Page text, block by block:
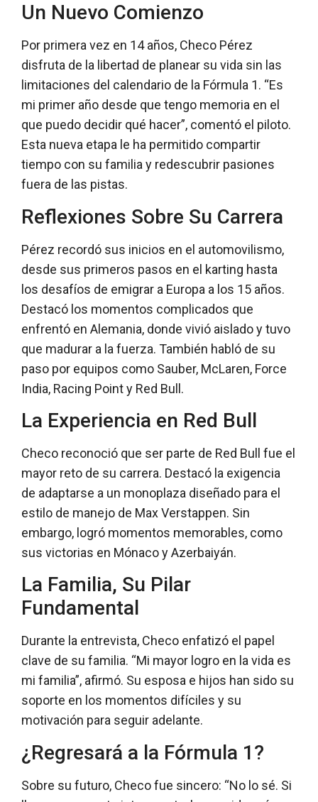
Un Nuevo Comienzo
Por primera vez en 14 años, Checo Pérez
disfruta de la libertad de planear su vida sin las
limitaciones del calendario de la Fórmula 1. “Es
mi primer año desde que tengo memoria en el
que puedo decidir qué hacer”, comentó el piloto.
Esta nueva etapa le ha permitido compartir
tiempo con su familia y redescubrir pasiones
fuera de las pistas.
Reflexiones Sobre Su Carrera
Pérez recordó sus inicios en el automovilismo,
desde sus primeros pasos en el karting hasta
los desafíos de emigrar a Europa a los 15 años.
Destacó los momentos complicados que
enfrentó en Alemania, donde vivió aislado y tuvo
que madurar a la fuerza. También habló de su
paso por equipos como Sauber, McLaren, Force
India, Racing Point y Red Bull.
La Experiencia en Red Bull
Checo reconoció que ser parte de Red Bull fue el
mayor reto de su carrera. Destacó la exigencia
de adaptarse a un monoplaza diseñado para el
estilo de manejo de Max Verstappen. Sin
embargo, logró momentos memorables, como
sus victorias en Mónaco y Azerbaiyán.
La Familia, Su Pilar
Fundamental
Durante la entrevista, Checo enfatizó el papel
clave de su familia. “Mi mayor logro en la vida es
mi familia”, afirmó. Su esposa e hijos han sido su
soporte en los momentos difíciles y su
motivación para seguir adelante.
¿Regresará a la Fórmula 1?
Sobre su futuro, Checo fue sincero: “No lo sé. Si